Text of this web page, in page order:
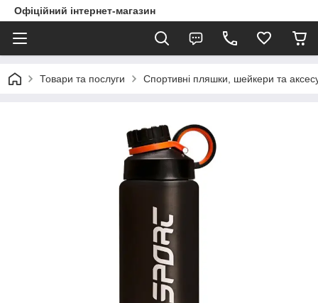
Офіційний інтернет-магазин
Товари та послуги Спортивні пляшки, шейкери та